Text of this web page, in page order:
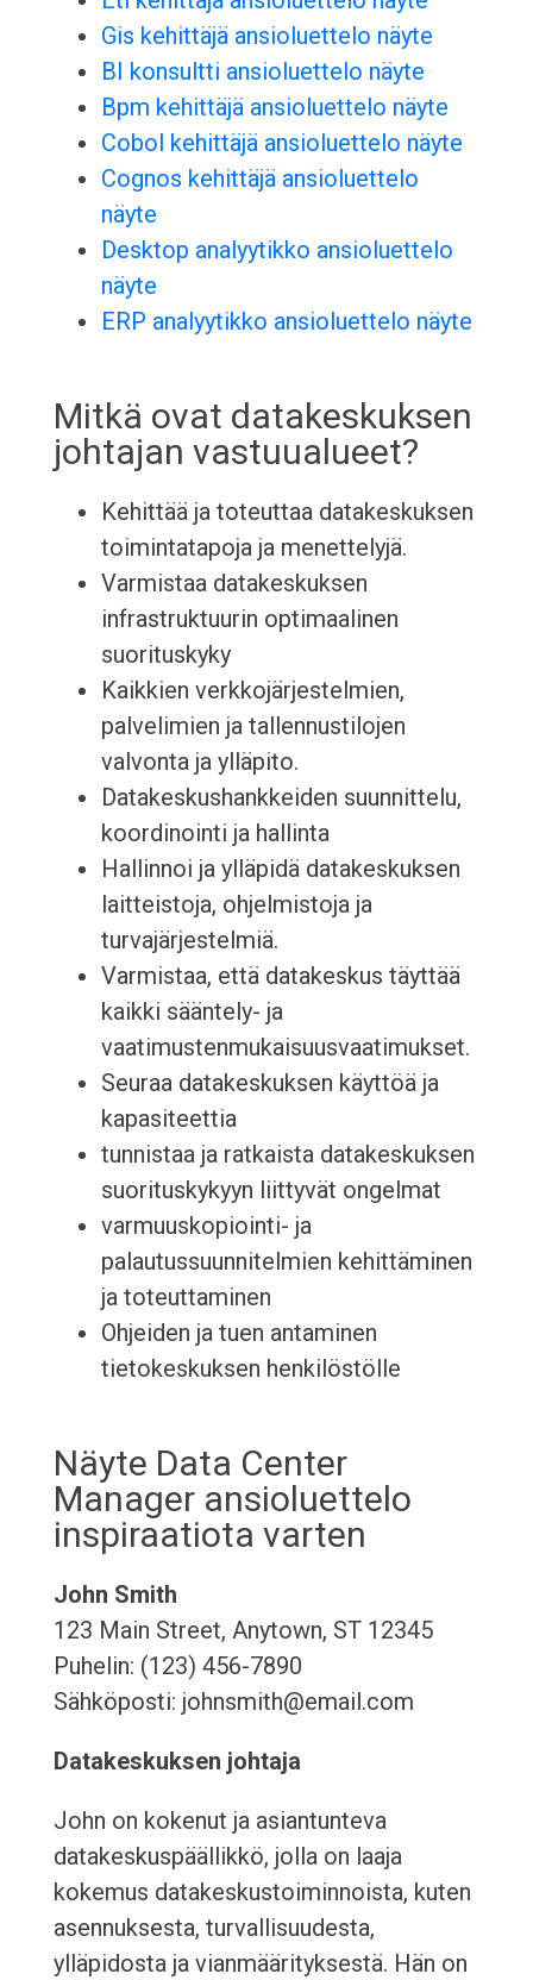
Gis kehittäjä ansioluettelo näyte
BI konsultti ansioluettelo näyte
Bpm kehittäjä ansioluettelo näyte
Cobol kehittäjä ansioluettelo näyte
Cognos kehittäjä ansioluettelo
näyte
Desktop analyytikko ansioluettelo
näyte
ERP analyytikko ansioluettelo näyte
Mitkä ovat datakeskuksen
johtajan vastuualueet?
Kehittää ja toteuttaa datakeskuksen
toimintatapoja ja menettelyjä.
Varmistaa datakeskuksen
infrastruktuurin optimaalinen
suorituskyky
Kaikkien verkkojärjestelmien,
palvelimien ja tallennustilojen
valvonta ja ylläpito.
Datakeskushankkeiden suunnittelu,
koordinointi ja hallinta
Hallinnoi ja ylläpidä datakeskuksen
laitteistoja, ohjelmistoja ja
turvajärjestelmiä.
Varmistaa, että datakeskus täyttää
kaikki sääntely- ja
vaatimustenmukaisuusvaatimukset.
Seuraa datakeskuksen käyttöä ja
kapasiteettia
tunnistaa ja ratkaista datakeskuksen
suorituskykyyn liittyvät ongelmat
varmuuskopiointi- ja
palautussuunnitelmien kehittäminen
ja toteuttaminen
Ohjeiden ja tuen antaminen
tietokeskuksen henkilöstölle
Näyte Data Center
Manager ansioluettelo
inspiraatiota varten
John Smith
123 Main Street, Anytown, ST 12345
Puhelin: (123) 456-7890
Sähköposti: johnsmith@email.com
Datakeskuksen johtaja
John on kokenut ja asiantunteva
datakeskuspäällikkö, jolla on laaja
kokemus datakeskustoiminnoista, kuten
asennuksesta, turvallisuudesta,
ylläpidosta ja vianmäärityksestä. Hän on